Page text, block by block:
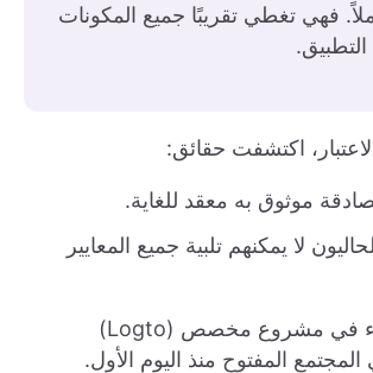
فهي تغطي تقريبًا جميع المكونات
التطبيق.
اكتشفت حقائق:
موثوق به معقد للغاية.
لا يمكنهم تلبية جميع المعايير
لذلك قررت البدء في مشروع مخصص (Logto)
المجتمع المفتوح منذ اليوم الأول.